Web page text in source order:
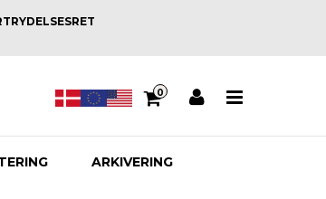
0
ARKIVERING